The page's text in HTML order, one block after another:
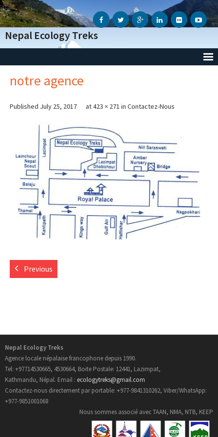
Nepal Ecology Treks
Accueil
- Notre Agence
- Notre Action Humanitaire
- Avis des voyageurs
- Informations Génèrales
- Conditions Génèrales
- Informations Pratiques
- Carte du Népal
- Trekking Aux Annapurnas
- Trekking au Langtang
- Trekking de l’Everest
- Trekking au Manaslu
- Trekking au Mustang
notre agence
Published July 25, 2017 at423 × 271 in Contactez-Nous
Previous
Nepal Ecology Treks
Agence locale népalaise francophone depuis 1990.
Tel: +97714530665, 4530664, Boite Postale: 12441, Lazimpat,
Kathmandu, Népal. Email : ecologytreks@gmail.com
Contactez-nous directement par portable: +977-9841310262, Viber/WhatsApp:
+977-9851001068
Nous sommes associé avec TAAN, NMA, NTB, KEEP